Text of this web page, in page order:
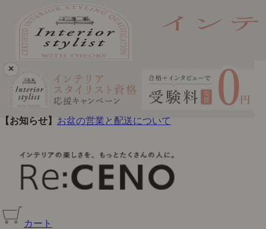
×
【お知らせ】 お盆の営業と配送について
カート